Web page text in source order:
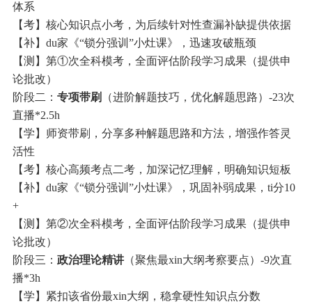
体系
【考】核心知识点小考，为后续针对性查漏补缺提供依据
【补】du家《“锁分强训”小灶课》，迅速攻破瓶颈
【测】第①次全科模考，全面评估阶段学习成果（提供申
论批改）
阶段二： 专项带刷
（进阶解题技巧，优化解题思路）-23次
直播*2.5h
【学】师资带刷，分享多种解题思路和方法，增强作答灵
活性
【考】核心高频考点二考，加深记忆理解，明确知识短板
【补】du家《“锁分强训”小灶课》，巩固补弱成果，ti分10
+
【测】第②次全科模考，全面评估阶段学习成果（提供申
论批改）
阶段三： 政治理论精讲（聚焦最xin大纲考察要点）-9次直
播*3h
【学】紧扣该省份最xin大纲，稳拿硬性知识点分数